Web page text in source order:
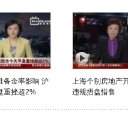
备金率影响 沪
重挫超2%
上海个别房地产
违规捂盘惜售